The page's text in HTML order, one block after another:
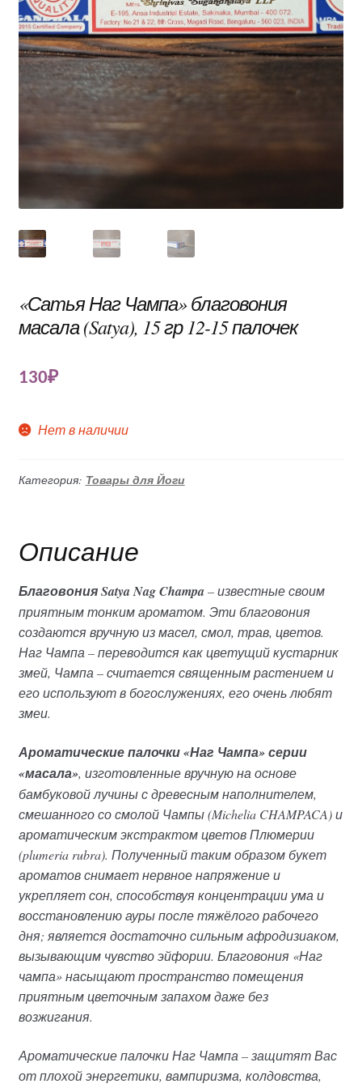
«Сатья Наг Чампа» благовония
масала (Satya), 15 гр 12-15 палочек
130₽
Нет в наличии
Категория: Товары для Йоги
Описание
Благовония Satya Nag Champa– известные своим
приятным тонким ароматом. Эти благовония
создаются вручную из масел, смол, трав, цветов.
Наг Чампа – переводится как цветущий кустарник
змей, Чампа – считается священным растением и
его используют в богослужениях, его очень любят
змеи.
Ароматические палочки «Наг Чампа» серии
«масала», изготовленные вручную на основе
бамбуковой лучины с древесным наполнителем,
смешанного со смолой Чампы (Michelia CHAMPACA) и
ароматическим экстрактом цветов Плюмерии
(plumeria rubra). Полученный таким образом букет
ароматов снимает нервное напряжение и
укрепляет сон, способствуя концентрации ума и
восстановлению ауры после тяжёлого рабочего
дня; является достаточно сильным афродизиаком,
вызывающим чувство эйфории. Благовония «Наг
чампа» насыщают пространство помещения
приятным цветочным запахом даже без
возжигания.
Ароматические палочки Наг Чампа – защитят Вас
от плохой энергетики, вампиризма, колдовства,